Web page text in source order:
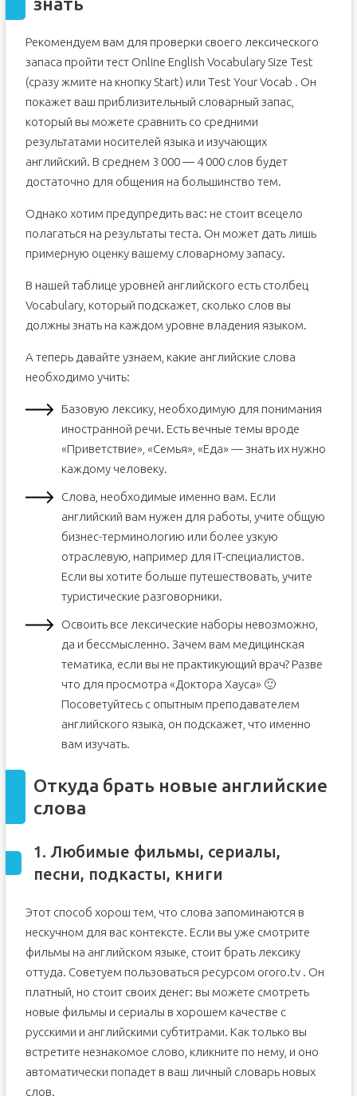
Рекомендуем вам для проверки своего лексического
запаса пройти тест Online English Vocabulary Size Test
(сразу жмите на кнопку Start) или Test Your Vocab . Он
покажет ваш приблизительный словарный запас,
который вы можете сравнить со средними
результатами носителей языка и изучающих
английский. В среднем 3 000 — 4 000 слов будет
достаточно для общения на большинство тем.
Однако хотим предупредить вас: не стоит всецело
полагаться на результаты теста. Он может дать лишь
примерную оценку вашему словарному запасу.
В нашей таблице уровней английского есть столбец
Vocabulary, который подскажет, сколько слов вы
должны знать на каждом уровне владения языком.
А теперь давайте узнаем, какие английские слова
необходимо учить:
Базовую лексику, необходимую для понимания
иностранной речи. Есть вечные темы вроде
«Приветствие», «Семья», «Еда» — знать их нужно
каждому человеку.
Слова, необходимые именно вам. Если
английский вам нужен для работы, учите общую
бизнес-терминологию или более узкую
отраслевую, например для IT-специалистов.
Если вы хотите больше путешествовать, учите
туристические разговорники.
Освоить все лексические наборы невозможно,
да и бессмысленно. Зачем вам медицинская
тематика, если вы не практикующий врач? Разве
что для просмотра «Доктора Хауса» 🙂
Посоветуйтесь с опытным преподавателем
английского языка, он подскажет, что именно
вам изучать.
Откуда брать новые английские
слова
1. Любимые фильмы, сериалы,
песни, подкасты, книги
Этот способ хорош тем, что слова запоминаются в
нескучном для вас контексте. Если вы уже смотрите
фильмы на английском языке, стоит брать лексику
оттуда. Советуем пользоваться ресурсом ororo.tv . Он
платный, но стоит своих денег: вы можете смотреть
новые фильмы и сериалы в хорошем качестве с
русскими и английскими субтитрами. Как только вы
встретите незнакомое слово, кликните по нему, и оно
автоматически попадет в ваш личный словарь новых
слов.